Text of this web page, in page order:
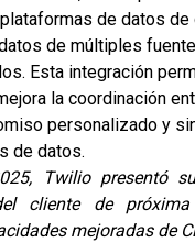
de datos de
de múltiples
Esta integración
la coordinación
personalizado y
de datos.
Twilio presentó
cliente de
mejoradas de